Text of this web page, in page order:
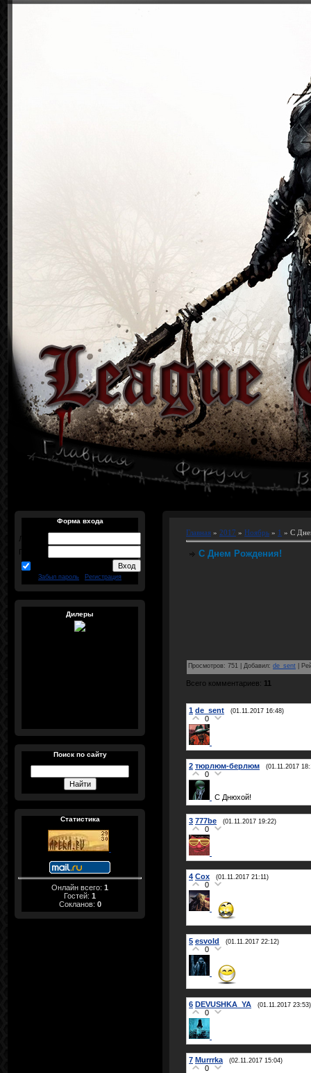
Форма входа
Логин:
Пароль:
Забыл пароль Регистрация
Дилеры
Поиск по сайту
Статистика
Онлайн всего: 1
Гостей: 1
Сокланов: 0
Главная » 2017 » Ноябрь » 1 » С
С Днем Рождения!
Просмотров: 751 Добавил: de_sent
Всего комментариев: 11
1 de_sent (01.11.2017 16:48)
0
2 тюрлюм-берлюм (01.11.2017
0
С Днюхой!
3 777be (01.11.2017 19:22)
0
4 Cox (01.11.2017 21:11)
0
5 esvold (01.11.2017 22:12)
0
6 DEVUSHKA_YA (01.11.2017 23:53)
0
7 Murrrka (02.11.2017 15:04)
0